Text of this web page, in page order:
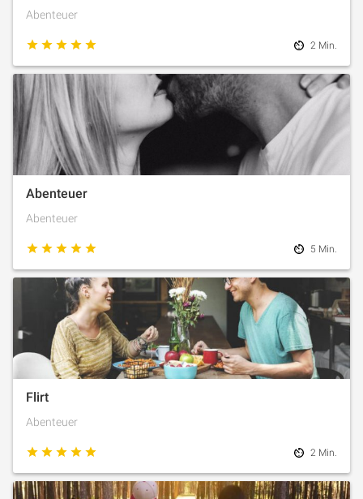
Abenteuer
2 Min.
Abenteuer
Abenteuer
5 Min.
Flirt
Abenteuer
2 Min.